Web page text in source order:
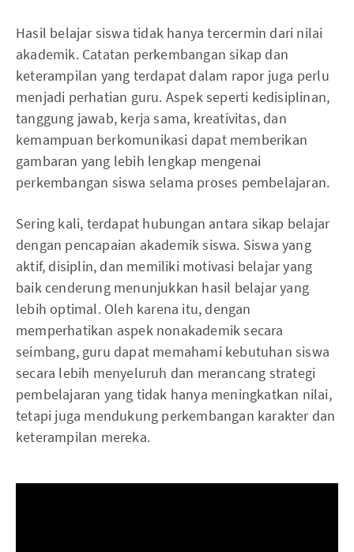
Hasil belajar siswa tidak hanya tercermin dari nilai
akademik. Catatan perkembangan sikap dan
keterampilan yang terdapat dalam rapor juga perlu
menjadi perhatian guru. Aspek seperti kedisiplinan,
tanggung jawab, kerja sama, kreativitas, dan
kemampuan berkomunikasi dapat memberikan
gambaran yang lebih lengkap mengenai
perkembangan siswa selama proses pembelajaran.
Sering kali, terdapat hubungan antara sikap belajar
dengan pencapaian akademik siswa. Siswa yang
aktif, disiplin, dan memiliki motivasi belajar yang
baik cenderung menunjukkan hasil belajar yang
lebih optimal. Oleh karena itu, dengan
memperhatikan aspek nonakademik secara
seimbang, guru dapat memahami kebutuhan siswa
secara lebih menyeluruh dan merancang strategi
pembelajaran yang tidak hanya meningkatkan nilai,
tetapi juga mendukung perkembangan karakter dan
keterampilan mereka.